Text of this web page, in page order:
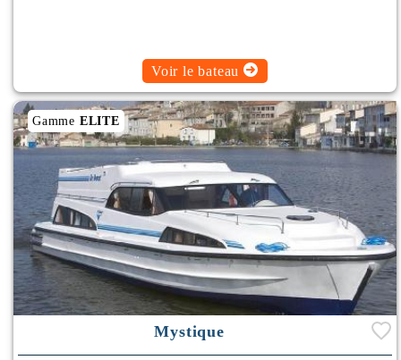
Voir le bateau
Gamme ELITE
Mystique